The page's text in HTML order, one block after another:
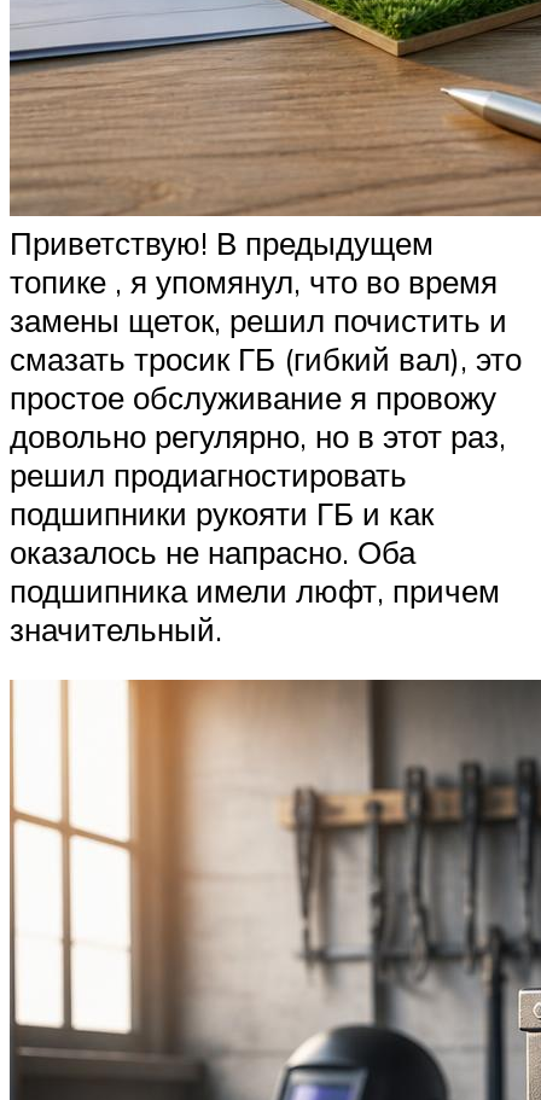
Приветствую! В предыдущем
топике , я упомянул, что во время
замены щеток, решил почистить и
смазать тросик ГБ (гибкий вал), это
простое обслуживание я провожу
довольно регулярно, но в этот раз,
решил продиагностировать
подшипники рукояти ГБ и как
оказалось не напрасно. Оба
подшипника имели люфт, причем
значительный.